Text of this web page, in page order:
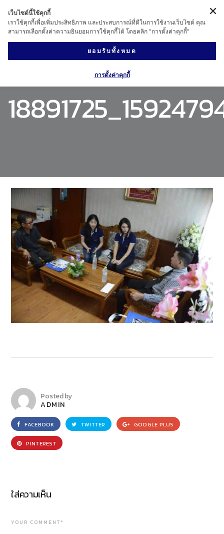
Posted by
ADMIN
FACEBOOK TWITTER GOOGLE PLUS
PINTEREST
ใส่ความเห็น
YOUR COMMENT*
เว็บไซต์นี้ใช้คุกกี้
เราใช้คุกกี้เพื่อเพิ่มประสิทธิภาพ และประสบการณ์ที่ดีในการใช้งานเว็บไซต์ คุณ
สามารถเลือกตั้งค่าความยินยอมการใช้คุกกี้ได้ โดยคลิก "การตั้งค่าคุกกี้"
ยอมรับทั้งหมด
การตั้งค่าคุกกี้